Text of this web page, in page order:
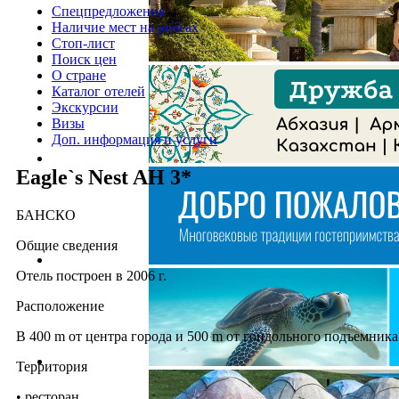
Спецпредложения
Наличие мест на рейсах
Стоп-лист
Поиск цен
О стране
Каталог отелей
Экскурсии
Визы
Доп. информация и услуги
Eagle`s Nest AH 3*
БАНСКО
Общие сведения
Отель построен в 2006 г.
Расположение
В 400 m от центра города и 500 m от гондольного
Территория